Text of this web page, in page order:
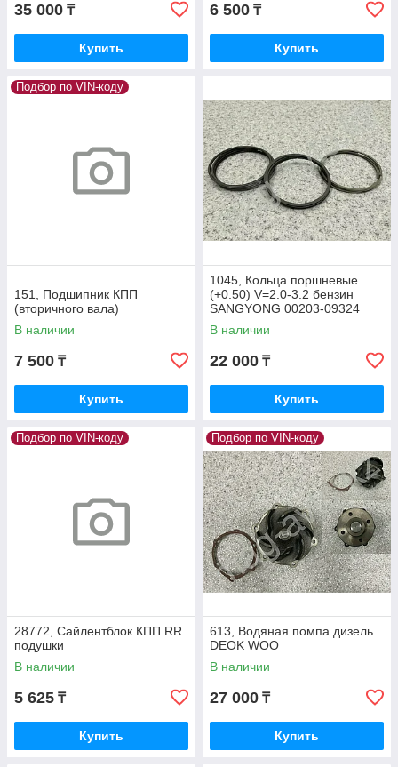
35 000 ₸
Купить
6 500 ₸
Купить
Подбор по VIN-коду
151, Подшипник КПП
(вторичного вала)
В наличии
7 500 ₸
Купить
1045, Кольца поршневые
(+0.50) V=2.0-3.2 бензин
SANGYONG 00203-09324
В наличии
22 000 ₸
Купить
Подбор по VIN-коду
28772, Сайлентблок КПП RR
подушки
В наличии
5 625 ₸
Купить
Подбор по VIN-коду
613, Водяная помпа дизель
DEOK WOO
В наличии
27 000 ₸
Купить